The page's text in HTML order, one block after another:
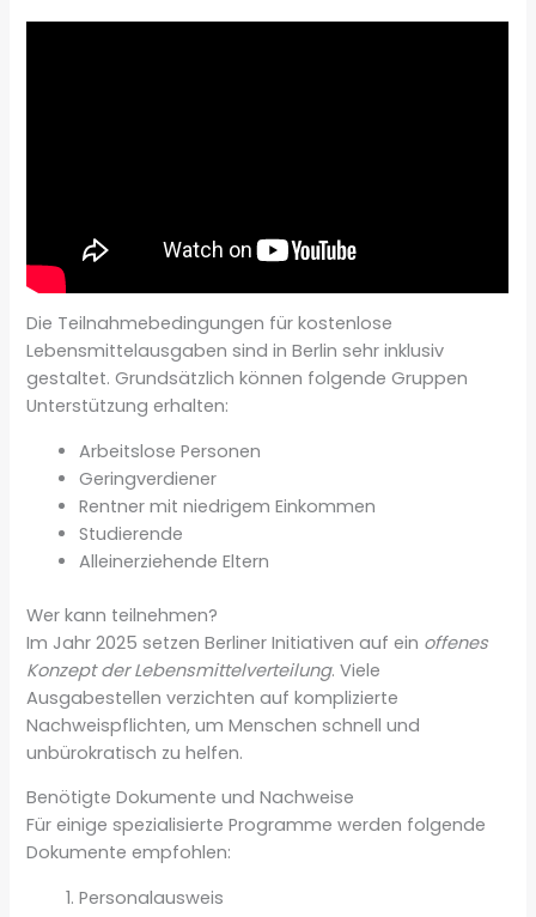
Die Teilnahmebedingungen für kostenlose
Lebensmittelausgaben sind in Berlin sehr inklusiv
gestaltet. Grundsätzlich können folgende Gruppen
Unterstützung erhalten:
Arbeitslose Personen
Geringverdiener
Rentner mit niedrigem Einkommen
Studierende
Alleinerziehende Eltern
Wer kann teilnehmen?
Im Jahr 2025 setzen Berliner Initiativen auf ein offenes
Konzept der Lebensmittelverteilung. Viele
Ausgabestellen verzichten auf komplizierte
Nachweispflichten, um Menschen schnell und
unbürokratisch zu helfen.
Benötigte Dokumente und Nachweise
Für einige spezialisierte Programme werden folgende
Dokumente empfohlen:
Personalausweis